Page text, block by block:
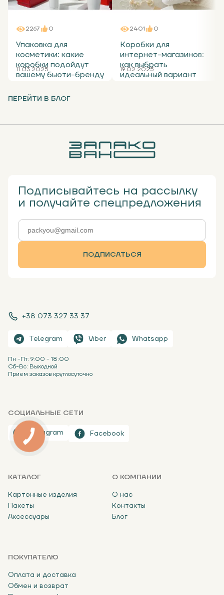
2267 0
Упаковка для
косметики: какие
коробки подойдут
вашему бьюти-бренду
11.03.2025
2401 0
Коробки для
интернет-магазинов:
как выбрать
идеальный вариант
19.02.2025
ПЕРЕЙТИ В БЛОГ
+38 073 327 33 37
Telegram Viber Whatsapp
Пн -Пт: 9:00 - 18:00
Сб-Вс: Выходной
Прием заказов круглосуточно
СОЦИАЛЬНЫЕ СЕТИ
Instagram Facebook
КАТАЛОГ
Картонные изделия
Пакеты
Аксессуары
О КОМПАНИИ
О нас
Контакты
Блог
ПОКУПАТЕЛЮ
Оплата и доставка
Обмен и возврат
Подписывайтесь на рассылку
и получайте спецпредложения
ПОДПИСАТЬСЯ